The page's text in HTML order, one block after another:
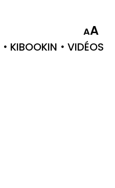
AA
KIBOOKIN VIDÉOS